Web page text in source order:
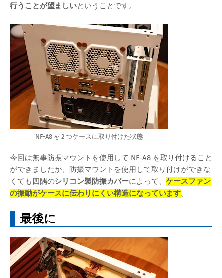
行うことが望ましいということです。
NF-A8 を 2 つケースに取り付けた状態
今回は無事防振マウントを使用して NF-A8 を取り付けること
ができましたが、防振マウントを使用して取り付けができな
くても四隅のシリコン製防振カバーによって、 ケースファン
の振動がケースに伝わりにくい構造になっています。
最後に